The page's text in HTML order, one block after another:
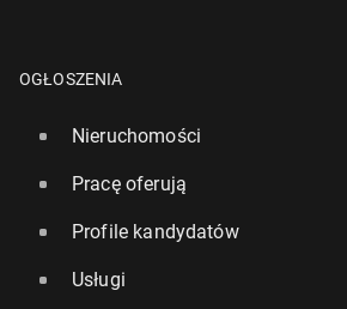
OGŁOSZENIA
Nieruchomości
Pracę oferują
Profile kandydatów
Usługi